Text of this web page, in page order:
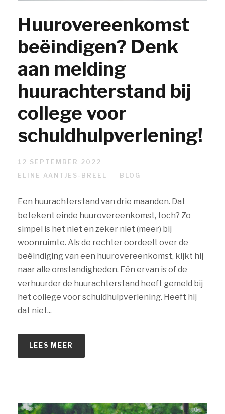
Huurovereenkomst
beëindigen? Denk
aan melding
huurachterstand bij
college voor
schuldhulpverlening!
12 SEPTEMBER 2022
ELINE AANTJES-BREEL
BLOG
Een huurachterstand van drie maanden. Dat
betekent einde huurovereenkomst, toch? Zo
simpel is het niet en zeker niet (meer) bij
woonruimte. Als de rechter oordeelt over de
beëindiging van een huurovereenkomst, kijkt hij
naar alle omstandigheden. Eén ervan is of de
verhuurder de huurachterstand heeft gemeld bij
het college voor schuldhulpverlening. Heeft hij
dat niet...
LEES MEER